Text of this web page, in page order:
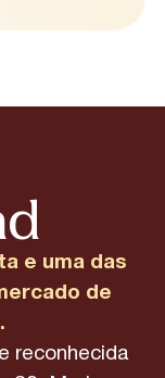
e uma das
de
reconhecida